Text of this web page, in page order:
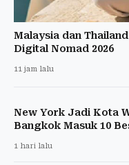
Malaysia dan
Digital Nomad 2026
11 jam lalu
New York Jadi Kota
Bangkok Masuk 10
1 hari lalu